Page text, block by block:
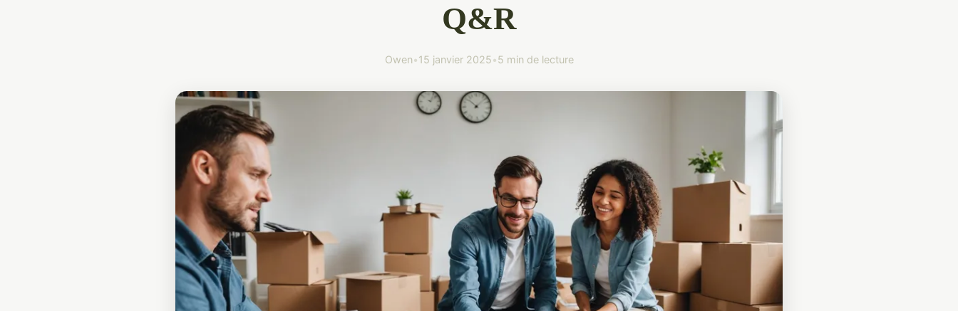
Q&R
Owen•15 janvier 2025•5 min de lecture